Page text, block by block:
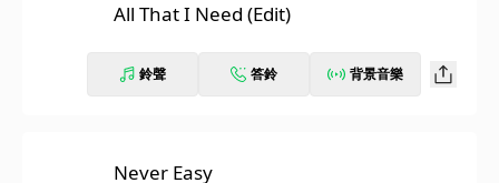
All That I Need (Edit)
鈴聲 答鈴 背景音樂
Never Easy